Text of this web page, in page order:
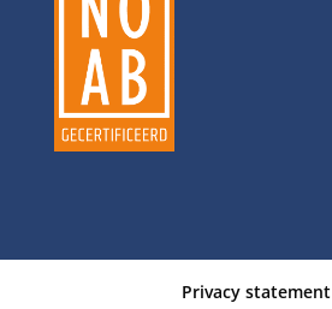
Privacy statement